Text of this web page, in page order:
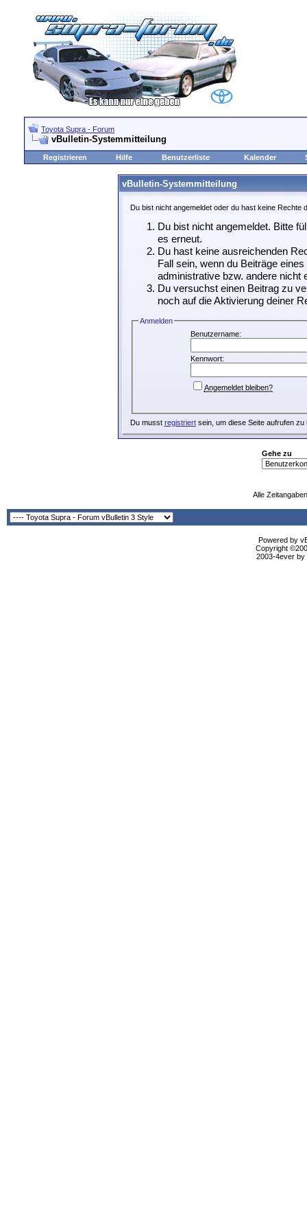
Toyota Supra - Forum
vBulletin-Systemmitteilung
Registrieren Hilfe Benutzerliste Kalender
vBulletin-Systemmitteilung
Du bist nicht angemeldet oder du hast keine Rechte
Du bist nicht angemeldet. Bitte
es erneut.
Du hast keine ausreichenden
Fall sein, wenn du Beiträge
administrative bzw. andere nicht
Du versuchst einen Beitrag zu
noch auf die Aktivierung deiner
Anmelden
Benutzername:
Kennwort:
Angemeldet bleiben?
Du musst registriertsein, um diese Seite aufrufen zu
Gehe zu
Alle
Powered by
Copyright
2003-4ever by